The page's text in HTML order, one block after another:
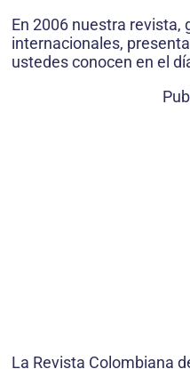
En 2006 nuestra revista,
internacionales,
ustedes conocen en el
La Revista Colombiana